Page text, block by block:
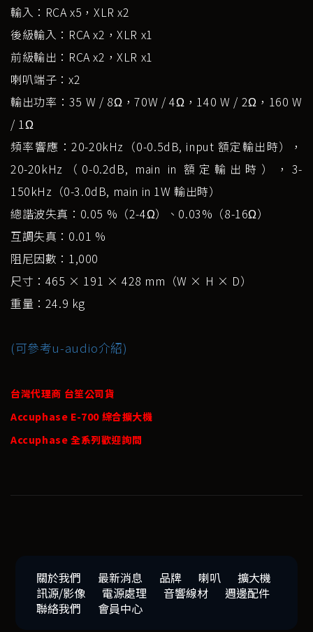
輸入：RCA x5，XLR x2
後級輸入：RCA x2，XLR x1
前級輸出：RCA x2，XLR x1
喇叭端子：x2
輸出功率：35 W / 8Ω，70W / 4Ω，140 W / 2Ω，160 W
/ 1Ω
頻率響應：20-20kHz（0-0.5dB, input 額定輸出時），
20-20kHz（0-0.2dB, main in 額定輸出時），3-
150kHz（0-3.0dB, main in 1W 輸出時）
總諧波失真：0.05 %（2-4Ω）、0.03%（8-16Ω）
互調失真：0.01 %
阻尼因數：1,000
尺寸：465 × 191 × 428 mm（W × H × D）
重量：24.9 kg
(可參考u-audio介紹)
台灣代理商 台笙公司貨
Accuphase E-700 綜合擴大機
Accuphase 全系列歡迎詢問
關於我們 最新消息 品牌 喇叭
擴大機
訊源/影像
電源處理 音響線材
週邊配件
聯絡我們
會員中心